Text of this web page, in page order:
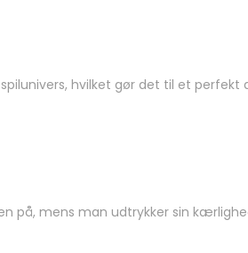
hvilket gør det til et perfekt
på, mens man udtrykker sin